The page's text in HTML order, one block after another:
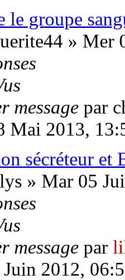
le groupe
» Mer
message par
Mai 2013,
sécréteur et
» Mar 05
message par
Juin 2012,